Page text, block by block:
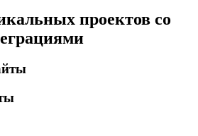
проектов со